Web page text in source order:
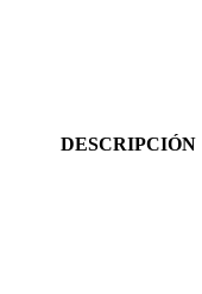
DESCRIPCIÓN